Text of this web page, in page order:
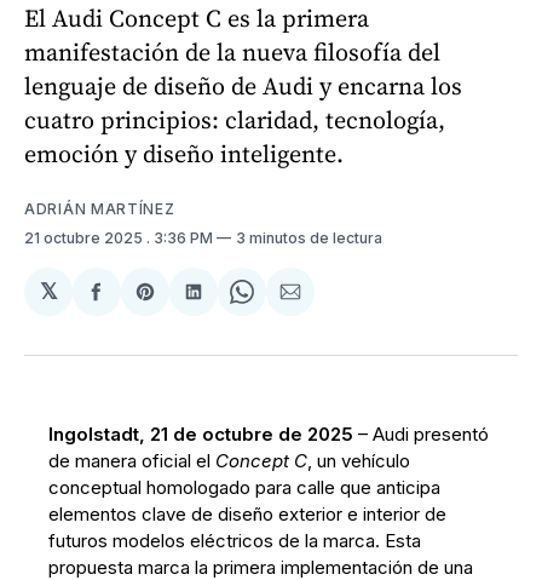
El Audi Concept C es la primera
manifestación de la nueva filosofía del
lenguaje de diseño de Audi y encarna los
cuatro principios: claridad, tecnología,
emoción y diseño inteligente.
ADRIÁN MARTÍNEZ
21 octubre 2025 . 3:36 PM 3 minutos de lectura
𝕏
Compartir
Facebook
Share
Pinterest
Compartir
LinkedIn
Share
WhatsApp
Compartir
Email
Ingolstadt, 21 de octubre de 2025 – Audi presentó
de manera oficial el Concept C, un vehículo
conceptual homologado para calle que anticipa
elementos clave de diseño exterior e interior de
futuros modelos eléctricos de la marca. Esta
propuesta marca la primera implementación de una